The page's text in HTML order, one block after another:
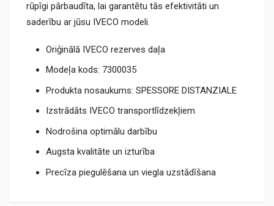
rūpīgi pārbaudīta, lai garantētu tās efektivitāti un
saderību ar jūsu IVECO modeli.
Oriģinālā IVECO rezerves daļa
Modeļa kods: 7300035
Produkta nosaukums: SPESSORE DISTANZIALE
Izstrādāts IVECO transportlīdzekļiem
Nodrošina optimālu darbību
Augsta kvalitāte un izturība
Precīza piegulēšana un viegla uzstādīšana